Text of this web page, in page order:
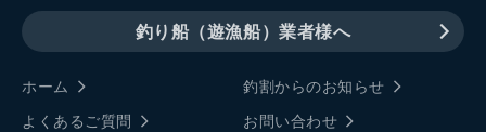
釣り船（遊漁船）業者様へ
ホーム
釣割からのお知らせ
よくあるご質問
お問い合わせ